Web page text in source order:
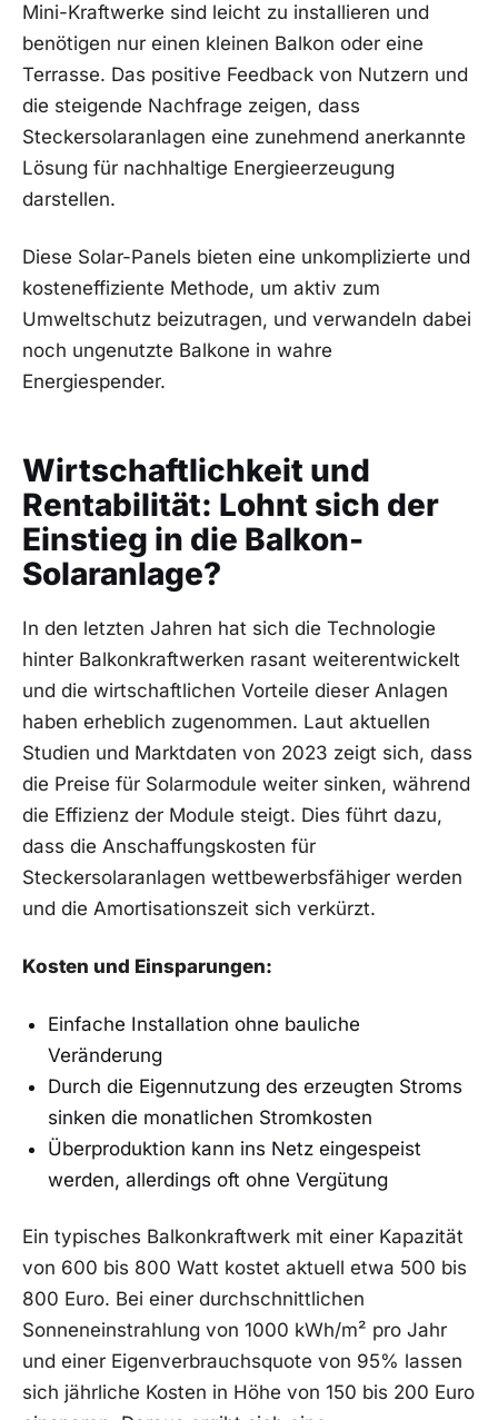
⁢Mini-Kraftwerke sind leicht zu installieren und
benötigen nur einen kleinen Balkon oder eine
Terrasse. Das positive ‌Feedback​ von Nutzern und
die steigende‍ Nachfrage zeigen, dass⁣
Steckersolaranlagen ⁢eine zunehmend anerkannte
Lösung für nachhaltige Energieerzeugung
darstellen.
Diese Solar-Panels bieten ‌eine ⁢unkomplizierte und
kosteneffiziente Methode, um​ aktiv zum⁢
Umweltschutz beizutragen, und verwandeln dabei
⁢noch ungenutzte Balkone in wahre⁤
Energiespender.
Wirtschaftlichkeit und
⁣Rentabilität: Lohnt sich ⁣der
Einstieg in die Balkon-
Solaranlage?
In ‍den letzten Jahren hat sich die Technologie
hinter Balkonkraftwerken rasant weiterentwickelt
und die​ wirtschaftlichen ‌Vorteile dieser ‌Anlagen
⁤haben ‌erheblich zugenommen. Laut ​aktuellen
Studien und ⁢Marktdaten ​von 2023 zeigt sich, dass
die Preise für Solarmodule weiter ⁢sinken, während
die Effizienz der Module ⁣steigt. Dies führt dazu,
dass die Anschaffungskosten für⁢
Steckersolaranlagen wettbewerbsfähiger werden
und ⁣die Amortisationszeit sich verkürzt.
Kosten und‌ Einsparungen:
Einfache Installation‌ ohne bauliche
⁣Veränderung
Durch die ⁤Eigennutzung des erzeugten Stroms
sinken⁣ die monatlichen Stromkosten ‌
Überproduktion ‍kann ins Netz eingespeist
⁢werden, allerdings ‌oft ohne Vergütung
Ein typisches Balkonkraftwerk mit einer Kapazität
von 600 bis ​800 Watt kostet aktuell etwa ‌500 bis
800​ Euro. Bei einer durchschnittlichen
Sonneneinstrahlung​ von 1000 ‌kWh/m²​ pro Jahr
und einer Eigenverbrauchsquote von 95% lassen
sich ‌jährliche Kosten⁤ in Höhe von 150 bis 200 Euro